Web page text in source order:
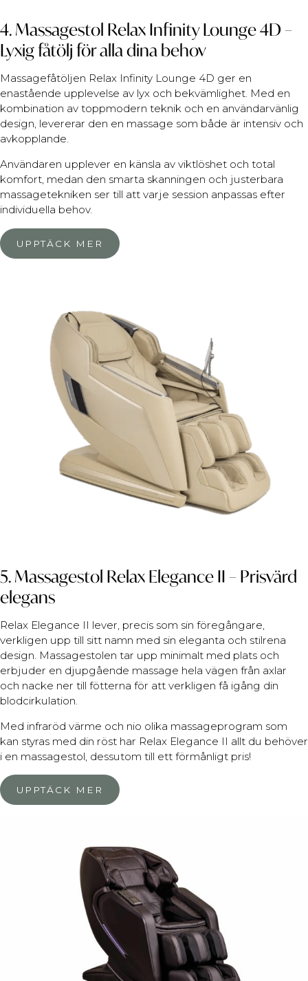
4. Massagestol Relax Infinity Lounge 4D –
Lyxig fåtölj för alla dina behov
Massagefåtöljen Relax Infinity Lounge 4D ger en
enastående upplevelse av lyx och bekvämlighet. Med en
kombination av toppmodern teknik och en användarvänlig
design, levererar den en massage som både är intensiv och
avkopplande.
Användaren upplever en känsla av viktlöshet och total
komfort, medan den smarta skanningen och justerbara
massagetekniken ser till att varje session anpassas efter
individuella behov.
UPPTÄCK MER
5. Massagestol Relax Elegance II – Prisvärd
elegans
Relax Elegance II lever, precis som sin föregångare,
verkligen upp till sitt namn med sin eleganta och stilrena
design. Massagestolen tar upp minimalt med plats och
erbjuder en djupgående massage hela vägen från axlar
och nacke ner till fötterna för att verkligen få igång din
blodcirkulation.
Med infraröd värme och nio olika massageprogram som
kan styras med din röst har Relax Elegance II allt du behöver
i en massagestol, dessutom till ett förmånligt pris!
UPPTÄCK MER